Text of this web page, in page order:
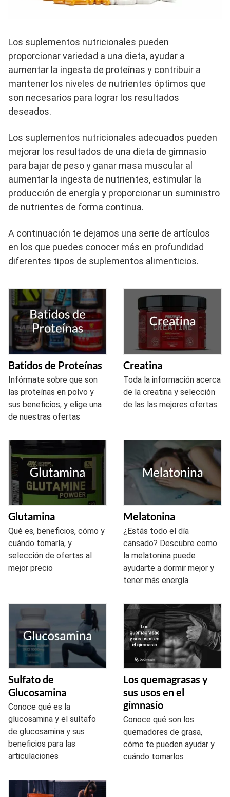
Los suplementos nutricionales pueden
proporcionar variedad a una dieta, ayudar a
aumentar la ingesta de proteínas y contribuir a
mantener los niveles de nutrientes óptimos que
son necesarios para lograr los resultados
deseados.
Los suplementos nutricionales adecuados pueden
mejorar los resultados de una dieta de gimnasio
para bajar de peso y ganar masa muscular al
aumentar la ingesta de nutrientes, estimular la
producción de energía y proporcionar un suministro
de nutrientes de forma continua.
A continuación te dejamos una serie de artículos
en los que puedes conocer más en profundidad
diferentes tipos de suplementos alimenticios.
Batidos de Proteínas
Infórmate sobre que son
las proteínas en polvo y
sus beneficios, y elige una
de nuestras ofertas
Creatina
Toda la información acerca
de la creatina y selección
de las las mejores ofertas
Glutamina
Qué es, beneficios, cómo y
cuándo tomarla, y
selección de ofertas al
mejor precio
Melatonina
¿Estás todo el día
cansado? Descubre como
la melatonina puede
ayudarte a dormir mejor y
tener más energía
Sulfato de
Glucosamina
Conoce qué es la
glucosamina y el sultafo
de glucosamina y sus
beneficios para las
articulaciones
Los quemagrasas y
sus usos en el
gimnasio
Conoce qué son los
quemadores de grasa,
cómo te pueden ayudar y
cuándo tomarlos